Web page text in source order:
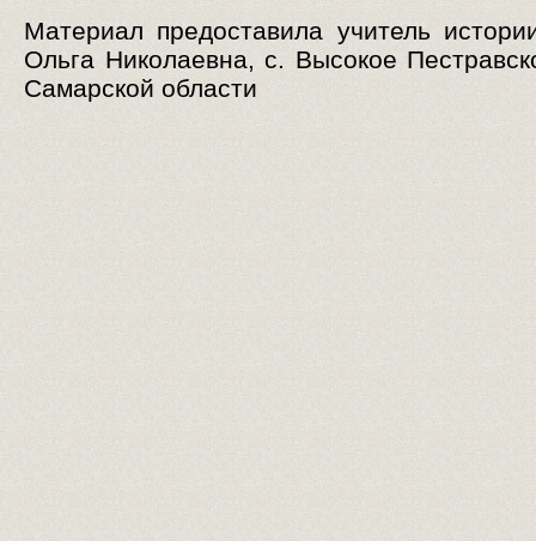
Материал предоставила учитель
Ольга Николаевна, с. Высокое
Самарской области